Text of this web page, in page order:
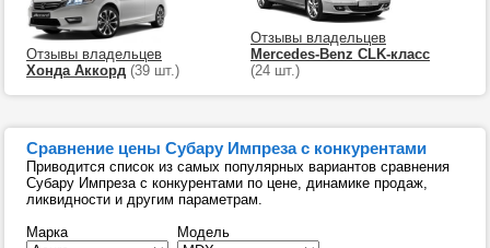
Отзывы владельцев
Хонда Аккорд (39 шт.)
Отзывы владельцев
Mercedes-Benz CLK-класс
(24 шт.)
Сравнение цены Субару Импреза с конкурентами
Приводится список из самых популярных вариантов сравнения
Субару Импреза с конкурентами по цене, динамике продаж,
ликвидности и другим параметрам.
Марка
Модель